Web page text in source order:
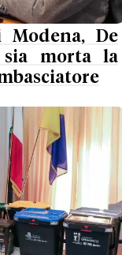
De
sia morta la